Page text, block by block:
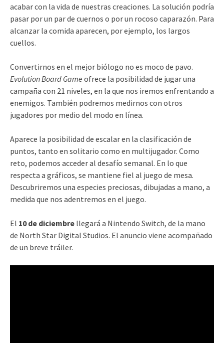
acabar con la vida de nuestras creaciones. La solución podría
pasar por un par de cuernos o por un rocoso caparazón. Para
alcanzar la comida aparecen, por ejemplo, los largos
cuellos.
Convertirnos en el mejor biólogo no es moco de pavo.
Evolution Board Game ofrece la posibilidad de jugar una
campaña con 21 niveles, en la que nos iremos enfrentando a
enemigos. También podremos medirnos con otros
jugadores por medio del modo en línea.
Aparece la posibilidad de escalar en la clasificación de
puntos, tanto en solitario como en multijugador. Como
reto, podemos acceder al desafío semanal. En lo que
respecta a gráficos, se mantiene fiel al juego de mesa.
Descubriremos una especies preciosas, dibujadas a mano, a
medida que nos adentremos en el juego.
El 10 de diciembre llegará a Nintendo Switch, de la mano
de North Star Digital Studios. El anuncio viene acompañado
de un breve tráiler.